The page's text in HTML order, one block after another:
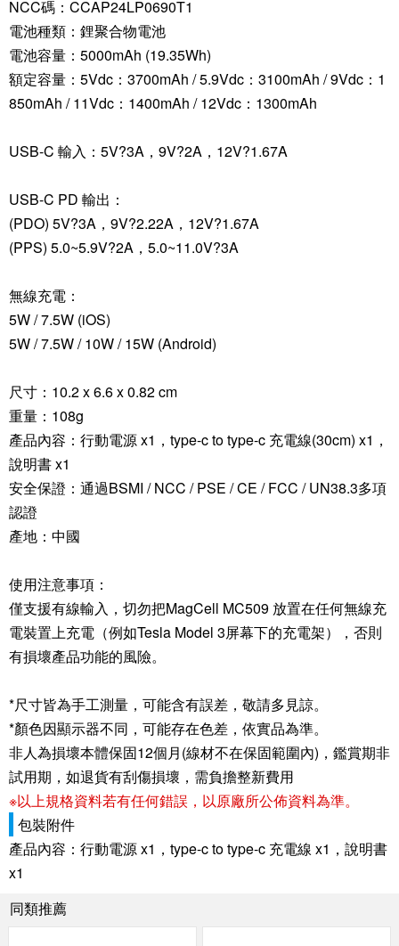
NCC碼：CCAP24LP0690T1
電池種類：鋰聚合物電池
電池容量：5000mAh (19.35Wh)
額定容量：5Vdc：3700mAh / 5.9Vdc：3100mAh / 9Vdc：1
850mAh / 11Vdc：1400mAh / 12Vdc：1300mAh
USB-C 輸入：5V?3A，9V?2A，12V?1.67A
USB-C PD 輸出：
(PDO) 5V?3A，9V?2.22A，12V?1.67A
(PPS) 5.0~5.9V?2A，5.0~11.0V?3A
無線充電：
5W / 7.5W (iOS)
5W / 7.5W / 10W / 15W (Android)
尺寸：10.2 x 6.6 x 0.82 cm
重量：108g
產品內容：行動電源 x1，type-c to type-c 充電線(30cm) x1，
說明書 x1
安全保證：通過BSMI / NCC / PSE / CE / FCC / UN38.3多項
認證
產地：中國
使用注意事項：
僅支援有線輸入，切勿把MagCell MC509 放置在任何無線充
電裝置上充電（例如Tesla Model 3屏幕下的充電架），否則
有損壞產品功能的風險。
*尺寸皆為手工測量，可能含有誤差，敬請多見諒。
*顏色因顯示器不同，可能存在色差，依實品為準。
非人為損壞本體保固12個月(線材不在保固範圍內)，鑑賞期非
試用期，如退貨有刮傷損壞，需負擔整新費用
※以上規格資料若有任何錯誤，以原廠所公佈資料為準。
包裝附件
產品內容：行動電源 x1，type-c to type-c 充電線 x1，說明書
x1
同類推薦